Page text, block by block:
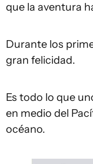
que la aventura
Durante los
gran felicidad.
Es todo lo que
en medio del
océano.